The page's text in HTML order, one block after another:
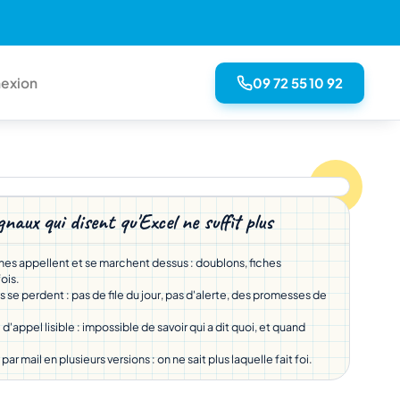
09 72 55 10 92
qui disent qu'Excel ne suffit plus
appellent et se marchent dessus : doublons, fiches
se perdent : pas de file du jour, pas d'alerte, des promesses de
lisible : impossible de savoir qui a dit quoi, et quand
mail en plusieurs versions : on ne sait plus laquelle fait foi.